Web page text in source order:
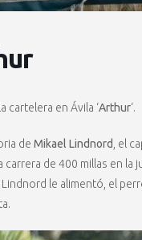
cartelera en Ávila ‘Arthur‘.
de Mikael Lindnord , el
carrera de 400 millas en
Lindnord le alimentó, el